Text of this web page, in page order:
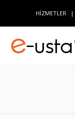
HİZMETLER |